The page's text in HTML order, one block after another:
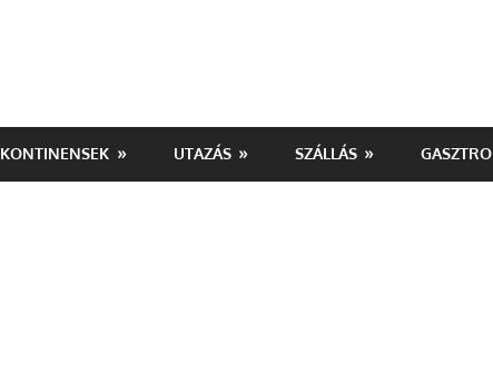
KONTINENSEK UTAZÁS SZÁLLÁS GASZTRO